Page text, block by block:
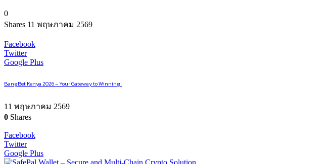
0
Shares 11 พฤษภาคม 2569
Facebook
Twitter
Google Plus
BangBet Kenya 2026 – Your Gateway to Winning!
11 พฤษภาคม 2569
0 Shares
Facebook
Twitter
Google Plus